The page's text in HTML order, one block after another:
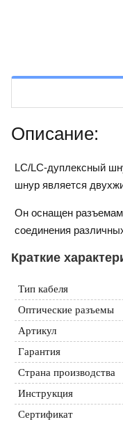
Описание:
LC/LC-дуплексный
шнур является
Он оснащен
соединения
Краткие
Тип кабеля
Оптические разъемы
Артикул
Гарантия
Страна производства
Инструкция
Сертификат